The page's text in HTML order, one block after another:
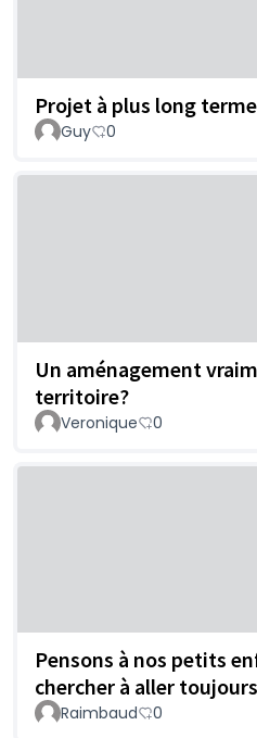
Projet à plus long terme
Guy 0
Un aménagement
territoire?
Veronique 0
Pensons à nos petits
chercher à aller
Raimbaud 0